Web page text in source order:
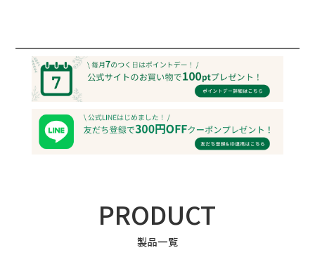
PRODUCT
製品一覧